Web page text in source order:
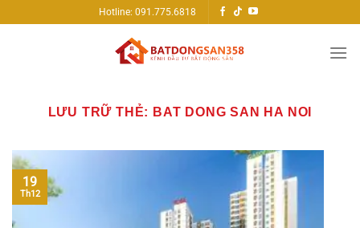
qua
Hotline: 091.775.6818
LƯU TRỮ THẺ: BAT DONG SAN HA NOI
19
Th12